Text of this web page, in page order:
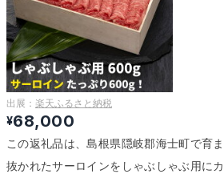
出展： 楽天ふるさと納税
¥68,000
この返礼品は、島根県隠岐郡海士町で育
抜かれたサーロインをしゃぶしゃぶ用に